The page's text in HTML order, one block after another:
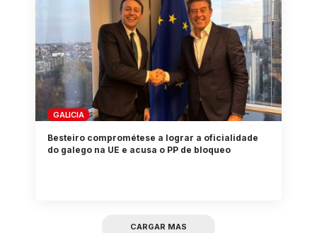
GALICIA
Besteiro comprométese a lograr a oficialidade
do galego na UE e acusa o PP de bloqueo
CARGAR MAS